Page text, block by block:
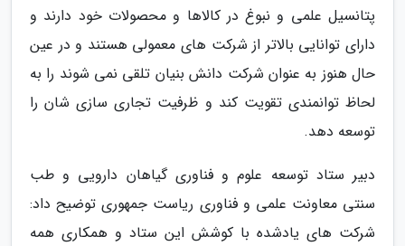
پتانسیل علمی و نبوغ در کالاها و محصولات خود دارند و
دارای توانایی بالاتر از شرکت های معمولی هستند و در عین
حال هنوز به عنوان شرکت دانش بنیان تلقی نمی شوند را به
لحاظ توانمندی تقویت کند و ظرفیت تجاری سازی شان را
توسعه دهد.
دبیر ستاد توسعه علوم و فناوری گیاهان دارویی و طب
سنتی معاونت علمی و فناوری ریاست جمهوری توضیح داد:
شرکت های یادشده با کوشش این ستاد و همکاری همه